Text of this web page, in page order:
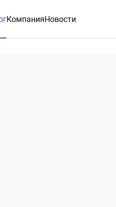
КомпанияНовости